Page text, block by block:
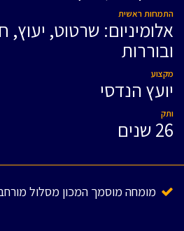
התמחות ראשית
אלומיניום: שרטוט, יעוץ,
ובוררות
מקצוע
יועץ הנדסי
ותק
26 שנים
מומחה מוסמך המכון מסלול